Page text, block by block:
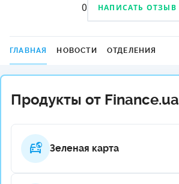
0 НАПИСАТЬ ОТЗЫВ
ГЛАВНАЯ НОВОСТИ ОТДЕЛЕНИЯ
Продукты от Finance.ua
Зеленая карта